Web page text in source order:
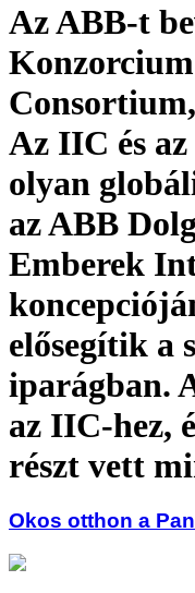
Az ABB-t
Az IIC és
olyan
az ABB
Emberek
elősegítik a
iparágban.
az IIC-hez,
részt vett
Okos otthon a